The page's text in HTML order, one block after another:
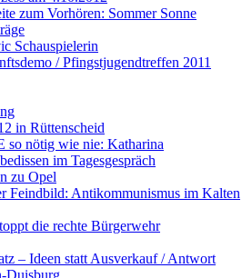
zum Vorhören: Sommer Sonne
Schauspielerin
/ Pfingstjugendtreffen 2011
in Rüttenscheid
so nötig wie nie: Katharina
im Tagesgespräch
zu Opel
Feindbild: Antikommunismus im Kalten
die rechte Bürgerwehr
– Ideen statt Ausverkauf / Antwort
Duisburg